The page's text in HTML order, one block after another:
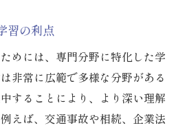
習の利点
めには、専門分野に特化した学
非常に広範で多様な分野がある
することにより、より深い理解
えば、交通事故や相続、企業法